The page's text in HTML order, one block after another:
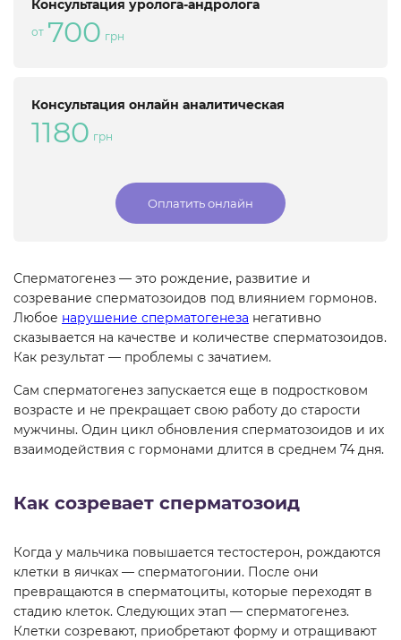
Консультация уролога-андролога
от 700 грн
Консультация онлайн аналитическая
1180 грн
Оплатить онлайн
Сперматогенез — это рождение, развитие и
созревание сперматозоидов под влиянием гормонов.
Любое нарушение сперматогенеза негативно
сказывается на качестве и количестве сперматозоидов.
Как результат — проблемы с зачатием.
Сам сперматогенез запускается еще в подростковом
возрасте и не прекращает свою работу до старости
мужчины. Один цикл обновления сперматозоидов и их
взаимодействия с гормонами длится в среднем 74 дня.
Как созревает сперматозоид
Когда у мальчика повышается тестостерон, рождаются
клетки в яичках — сперматогонии. После они
превращаются в сперматоциты, которые переходят в
стадию клеток. Следующих этап — сперматогенез.
Клетки созревают, приобретают форму и отращивают